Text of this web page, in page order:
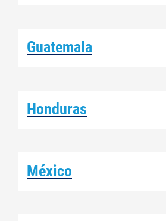
Guatemala
Honduras
México